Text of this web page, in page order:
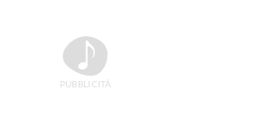
TALENT SHOW